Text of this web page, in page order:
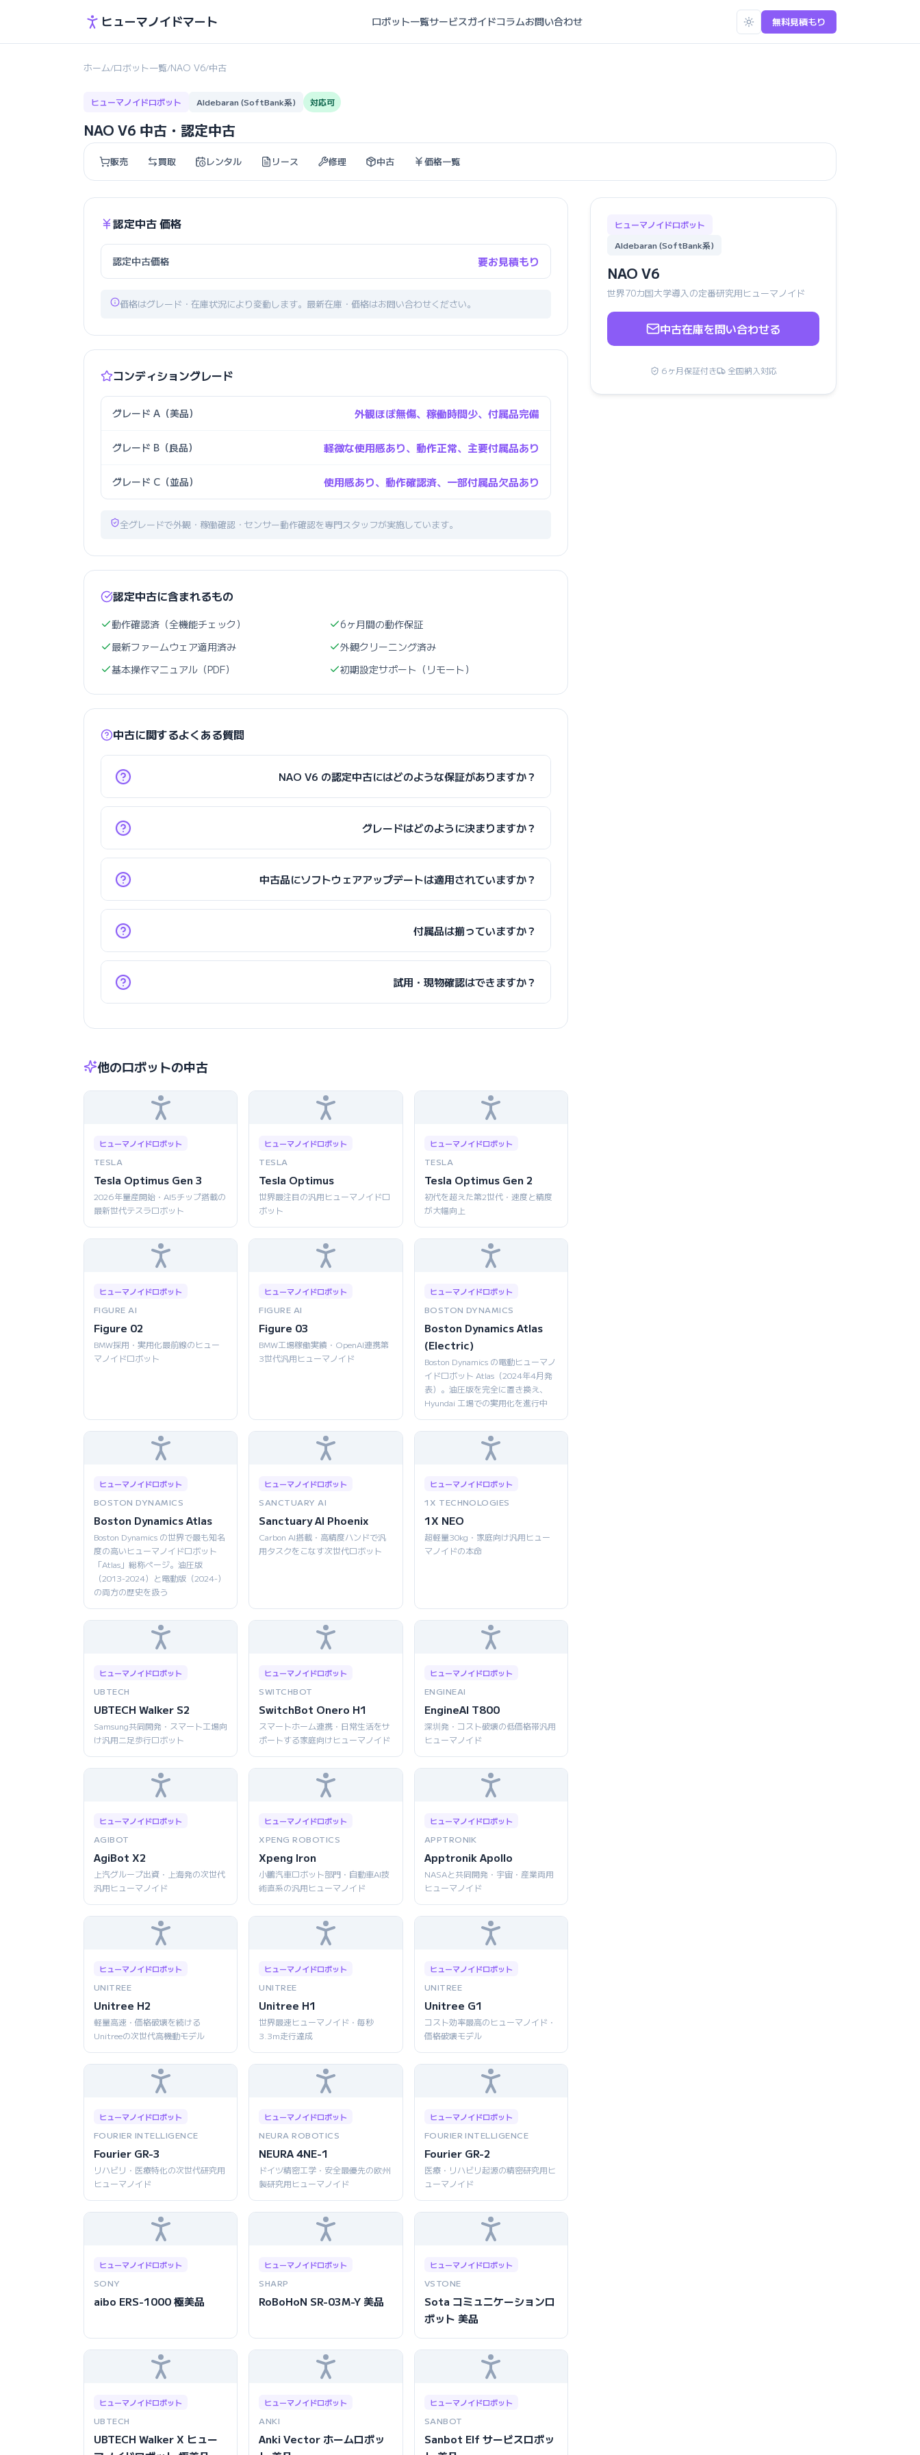
ヒューマノイドマート ロボット一覧サービスガイドコラムお問い合わせ 無料見積もり
ホーム/ロボット一覧/NAO V6/中古
ヒューマノイドロボット Aldebaran (SoftBank系) 対応可
NAO V6 中古・認定中古
販売 買取 レンタル リース 修理 中古 価格一覧
認定中古 価格
認定中古価格 要お見積もり
価格はグレード・在庫状況により変動します。最新在庫・価格はお問い合わせください。
コンディショングレード
グレード A（美品） 外観ほぼ無傷、稼働時間少、付属品完備
グレード B（良品） 軽微な使用感あり、動作正常、主要付属品あり
グレード C（並品） 使用感あり、動作確認済、一部付属品欠品あり
全グレードで外観・稼働確認・センサー動作確認を専門スタッフが実施しています。
認定中古に含まれるもの
動作確認済（全機能チェック）
6ヶ月間の動作保証
最新ファームウェア適用済み
外観クリーニング済み
基本操作マニュアル（PDF）
初期設定サポート（リモート）
中古に関するよくある質問
NAO V6 の認定中古にはどのような保証がありますか？
グレードはどのように決まりますか？
中古品にソフトウェアアップデートは適用されていますか？
付属品は揃っていますか？
試用・現物確認はできますか？
他のロボットの中古
ヒューマノイドロボット
TESLA
Tesla Optimus Gen 3
2026年量産開始・AI5チップ搭載の
最新世代テスラロボット
ヒューマノイドロボット
TESLA
Tesla Optimus
世界最注目の汎用ヒューマノイドロ
ボット
ヒューマノイドロボット
TESLA
Tesla Optimus Gen 2
初代を超えた第2世代・速度と精度
が大幅向上
ヒューマノイドロボット
FIGURE AI
Figure 02
BMW採用・実用化最前線のヒュー
マノイドロボット
ヒューマノイドロボット
FIGURE AI
Figure 03
BMW工場稼働実績・OpenAI連携第
3世代汎用ヒューマノイド
ヒューマノイドロボット
BOSTON DYNAMICS
Boston Dynamics Atlas
(Electric)
Boston Dynamics の電動ヒューマノ
イドロボット Atlas（2024年4月発
表）。油圧版を完全に置き換え、
Hyundai 工場での実用化を進行中
ヒューマノイドロボット
BOSTON DYNAMICS
Boston Dynamics Atlas
Boston Dynamics の世界で最も知名
度の高いヒューマノイドロボット
「Atlas」総称ページ。油圧版
（2013-2024）と電動版（2024-）
の両方の歴史を扱う
ヒューマノイドロボット
SANCTUARY AI
Sanctuary AI Phoenix
Carbon AI搭載・高精度ハンドで汎
用タスクをこなす次世代ロボット
ヒューマノイドロボット
1X TECHNOLOGIES
1X NEO
超軽量30kg・家庭向け汎用ヒュー
マノイドの本命
ヒューマノイドロボット
UBTECH
UBTECH Walker S2
Samsung共同開発・スマート工場向
け汎用二足歩行ロボット
ヒューマノイドロボット
SWITCHBOT
SwitchBot Onero H1
スマートホーム連携・日常生活をサ
ポートする家庭向けヒューマノイド
ヒューマノイドロボット
ENGINEAI
EngineAI T800
深圳発・コスト破壊の低価格帯汎用
ヒューマノイド
ヒューマノイドロボット
AGIBOT
AgiBot X2
上汽グループ出資・上海発の次世代
汎用ヒューマノイド
ヒューマノイドロボット
XPENG ROBOTICS
Xpeng Iron
小鵬汽車ロボット部門・自動車AI技
術直系の汎用ヒューマノイド
ヒューマノイドロボット
APPTRONIK
Apptronik Apollo
NASAと共同開発・宇宙・産業両用
ヒューマノイド
ヒューマノイドロボット
UNITREE
Unitree H2
軽量高速・価格破壊を続ける
Unitreeの次世代高機動モデル
ヒューマノイドロボット
UNITREE
Unitree H1
世界最速ヒューマノイド・毎秒
3.3m走行達成
ヒューマノイドロボット
UNITREE
Unitree G1
コスト効率最高のヒューマノイド・
価格破壊モデル
ヒューマノイドロボット
FOURIER INTELLIGENCE
Fourier GR-3
リハビリ・医療特化の次世代研究用
ヒューマノイド
ヒューマノイドロボット
NEURA ROBOTICS
NEURA 4NE-1
ドイツ精密工学・安全最優先の欧州
製研究用ヒューマノイド
ヒューマノイドロボット
FOURIER INTELLIGENCE
Fourier GR-2
医療・リハビリ起源の精密研究用ヒ
ューマノイド
ヒューマノイドロボット
SONY
aibo ERS-1000 極美品
ヒューマノイドロボット
SHARP
RoBoHoN SR-03M-Y 美品
ヒューマノイドロボット
VSTONE
Sota コミュニケーションロ
ボット 美品
ヒューマノイドロボット
UBTECH
UBTECH Walker X ヒュー
ヒューマノイドロボット
ANKI
Anki Vector ホームロボッ
ヒューマノイドロボット
SANBOT
Sanbot Elf サービスロボッ
ヒューマノイドロボット
Aldebaran (SoftBank系)
NAO V6
世界70カ国大学導入の定番研究用ヒューマノイド
中古在庫を問い合わせる
6ヶ月保証付き 全国納入対応